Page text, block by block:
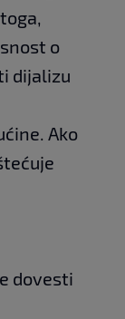
o
dijalizu
Ako
dovesti